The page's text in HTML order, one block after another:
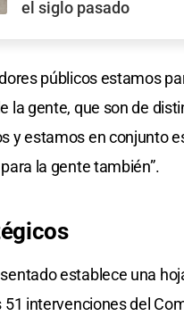
el siglo pasado
públicos estamos
la gente, que son de
y estamos en conjunto
la gente también”.
establece una
51 intervenciones del